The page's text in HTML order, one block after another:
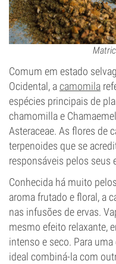
Comum em estado
Ocidental, acamomila
espécies principais de
chamomilla e
Asteraceae. As flores de
terpenoides que se
responsáveis pelos seus
Conhecida há muito
aroma frutado e floral, a
nas infusões de ervas.
mesmo efeito relaxante,
intenso e seco. Para
ideal combiná-la com